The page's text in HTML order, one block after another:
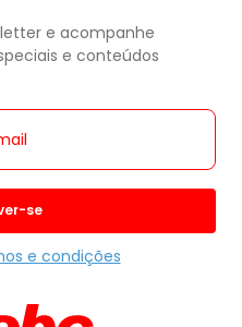
e acompanhe
e conteúdos
se
e condições